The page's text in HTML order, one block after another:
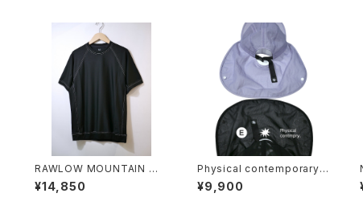
RAWLOW MOUNTAIN WO
RKS / DAD LITE CREW
¥14,850
Physical contemporary /
Quiet smr cap
¥9,900